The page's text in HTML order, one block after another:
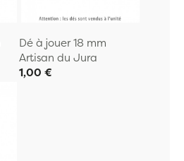
Dé à jouer 18 mm
Artisan du Jura
1,00 €